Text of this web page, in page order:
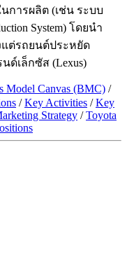
การผลิต (เช่น ระบบ
System) โดยนำ
ต่รถยนต์ประหยัด
ด์เล็กซัส (Lexus)
Model Canvas (BMC) /
/Key Activities /Key
Strategy /Toyota